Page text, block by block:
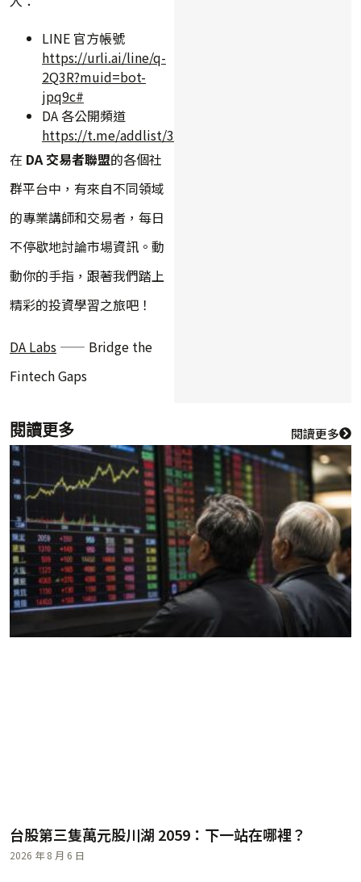
LINE 官方帳號
https://urli.ai/line/q-
2Q3R?muid=bot-
jpq9c#
DA 各公開頻道
https://t.me/addlist/3qrlxEnu7slkYWY9
在 DA 交易者聯盟的各個社
群平台中，有來自不同領域
的專業講師和交易者，每日
不停歇地討論市場資訊。動
動你的手指，跟著我們踏上
精彩的投資學習之旅吧！
DA Labs —— Bridge the
Fintech Gaps
閱讀更多 閱讀更多
台股第三隻萬元股川湖 2059：下一站在哪裡？
2026 年 8 月 6 日